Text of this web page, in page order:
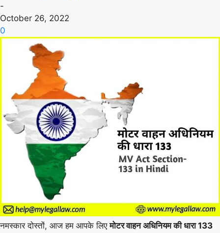
-
October 26, 2022
0
नमस्कार दोस्तों, आज हम आपके लिएमोटर वाहन अधिनियम की धारा 133